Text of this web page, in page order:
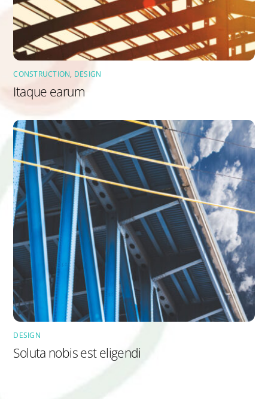
CONSTRUCTION, DESIGN
Itaque earum
DESIGN
Soluta nobis est eligendi